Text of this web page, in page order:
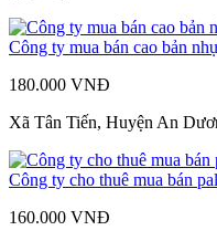
Công ty mua bán cao bản
180.000 VNĐ
Xã Tân Tiến, Huyện An
Công ty cho thuê mua bán
160.000 VNĐ